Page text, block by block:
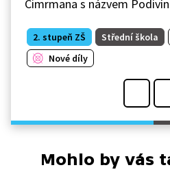
Cimrmana s názvem
2. stupeň ZŠ Střední škola
Nové díly
Mohlo by vás